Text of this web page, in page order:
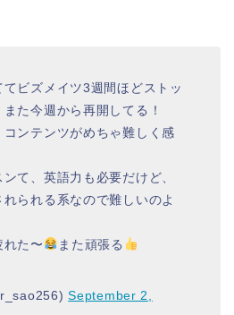
ビズメイツ3週間ほどストッ
た今週から再開してる！
ンテンツがめちゃ難しく感
て、英語力も必要だけど、
られる系なので難しいのよ
れた〜
また頑張る
September 2,